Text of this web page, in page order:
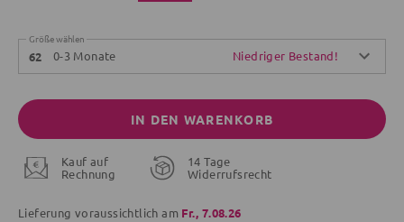
Größe wählen
62 0-3 Monate Niedriger Bestand!
IN DEN WARENKORB
Kauf auf
Rechnung
14 Tage
Widerrufsrecht
Lieferung voraussichtlich am Fr., 7.08.26